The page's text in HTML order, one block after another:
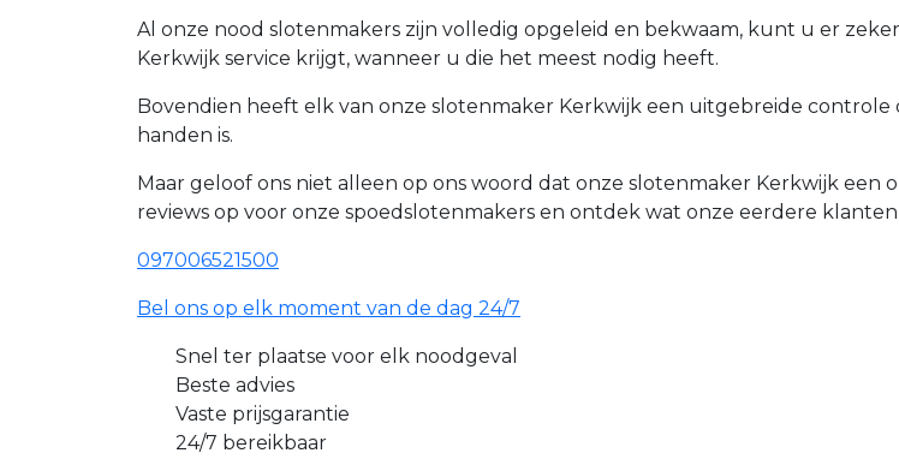
Al onze nood slotenmakers zijn volledig opgeleid en bekwaam, kunt u er
Kerkwijk service krijgt, wanneer u die het meest nodig heeft.
Bovendien heeft elk van onze slotenmaker Kerkwijk een uitgebreide
handen is.
Maar geloof ons niet alleen op ons woord dat onze slotenmaker Kerkwijk een
reviews op voor onze spoedslotenmakers en ontdek wat onze eerdere
097006521500
Bel ons op elk moment van de dag 24/7
Snel ter plaatse voor elk noodgeval
Beste advies
Vaste prijsgarantie
24/7 bereikbaar